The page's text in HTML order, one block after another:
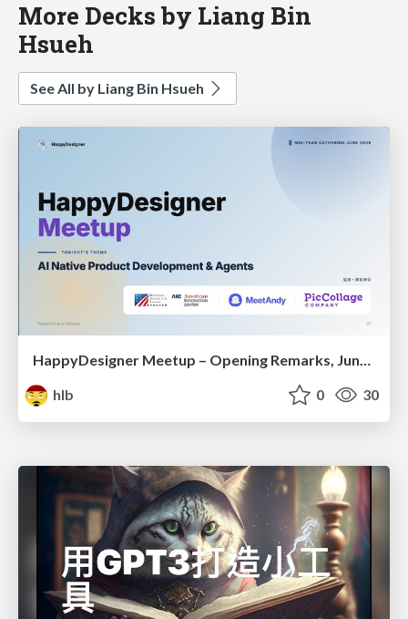
More Decks by Liang Bin
Hsueh
See All by Liang Bin Hsueh
HappyDesigner Meetup – Opening Remarks, June 2026
hlb
0 30